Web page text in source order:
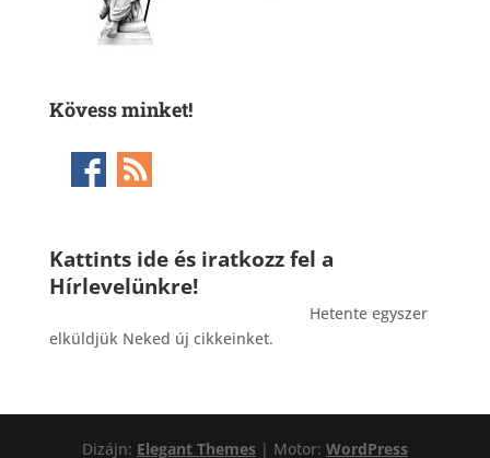
Kövess minket!
Kattints ide és iratkozz fel a
Hírlevelünkre!
Hetente egyszer
elküldjük Neked új cikkeinket.
Dizájn: Elegant Themes| Motor: WordPress